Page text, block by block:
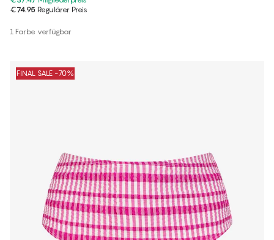
€74.95 Regulärer Preis
1 Farbe verfügbar
FINAL SALE -70%